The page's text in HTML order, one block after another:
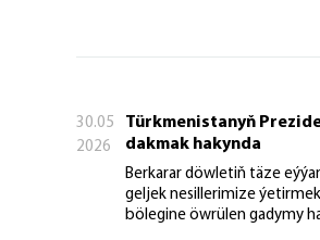
30.05
2026
Türkmenistanyň
dakmak hakynda
Berkarar döwletiň täze
geljek nesillerimize
bölegine öwrülen gadymy